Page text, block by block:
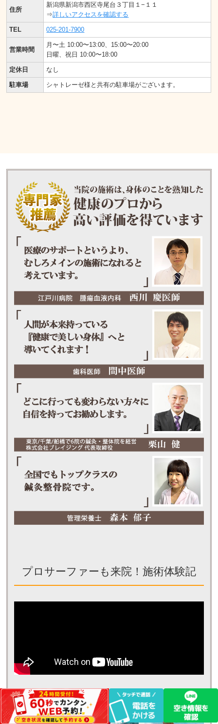
住所
新潟県新潟市西区寺尾台３丁目１−１１
⇒詳しいアクセスを確認する
TEL 025-201-7900
営業時間
月〜土 10:00〜13:00、15:00〜20:00
日曜、祝日 10:00〜18:00
定休日 なし
駐車場 シャトレーゼ様と共有の駐車場がございます。
プロサーファーも来院！施術体験記